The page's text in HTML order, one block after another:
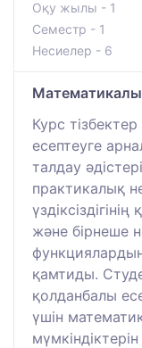
Оқу жылы - 1
Семестр - 1
Несиелер - 6
Курс
есептеуге
талдау
практикалық
және бірнеше
қамтиды.
қолданбалы
үшін
мүмкіндіктерін